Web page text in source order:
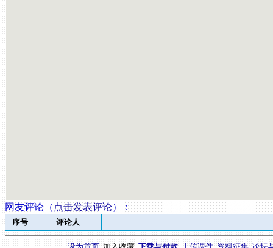
网友评论（ 点击发表评论） ：
序号 评论人